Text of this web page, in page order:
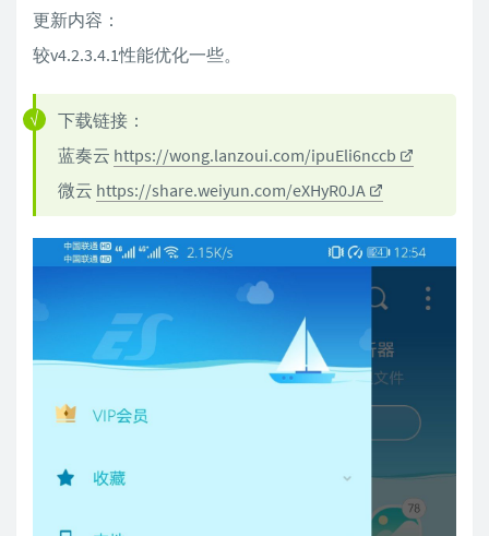
更新内容：
较v4.2.3.4.1性能优化一些。
下载链接：
蓝奏云 https://wong.lanzoui.com/ipuEli6nccb
微云 https://share.weiyun.com/eXHyR0JA